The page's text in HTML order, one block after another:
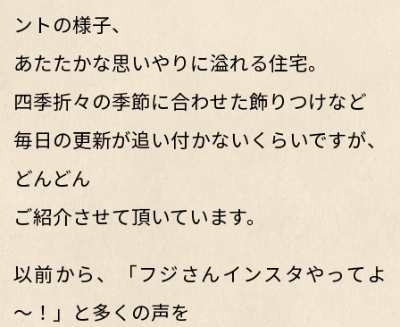
ントの様子、
あたたかな思いやりに溢れる住宅。
四季折々の季節に合わせた飾りつけなど
毎日の更新が追い付かないくらいですが、
どんどん
ご紹介させて頂いています。
以前から、「フジさんインスタやってよ
～！」と多くの声を